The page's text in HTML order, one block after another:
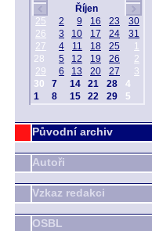
Původní archiv
Autoři
Vzkaz redakci
OSBL